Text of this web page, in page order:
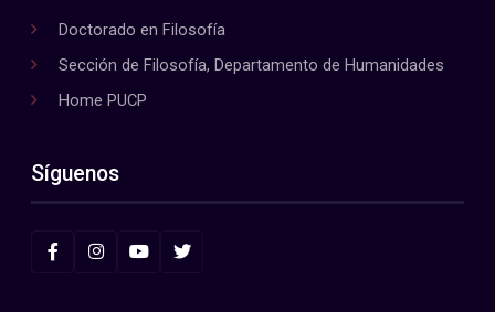
Doctorado en Filosofía
Sección de Filosofía, Departamento de Humanidades
Home PUCP
Síguenos